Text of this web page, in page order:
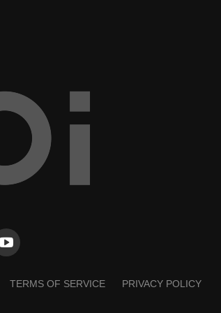
ได้ใช้ Procreate
เห็นว่าพวกเราไม่ได้
ดีไซน์มาจากทั้ง
TERMS OF SERVICE PRIVACY POLICY